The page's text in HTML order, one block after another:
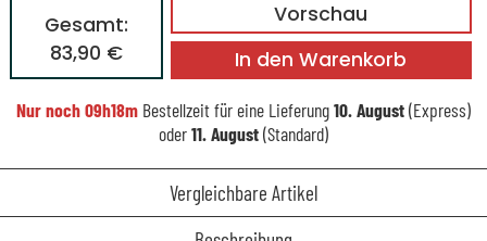
Vorschau
Gesamt:
83,90 €
In den Warenkorb
Nur noch09h18m Bestellzeit für eine Lieferung10. August(Express)
oder11. August(Standard)
Vergleichbare Artikel